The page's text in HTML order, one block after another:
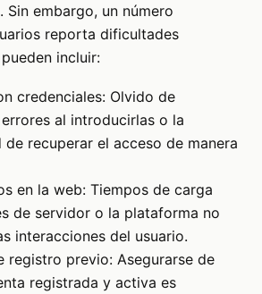
Sin embargo, un número
reporta dificultades
incluir:
credenciales: Olvido de
al introducirlas o la
recuperar el acceso de manera
en la web: Tiempos de carga
de servidor o la plataforma no
interacciones del usuario.
registro previo: Asegurarse de
registrada y activa es